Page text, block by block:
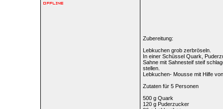
Zubereitung:
Lebkuchen grob zerbröseln.
In einer Schüssel Quark,
Sahne mit Sahnesteif steif
stellen.
Lebkuchen- Mousse mit Hilfe
Zutaten für 5 Personen
500 g Quark
120 g Puderzucker